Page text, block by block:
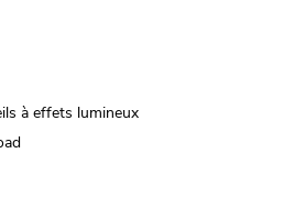
à effets lumineux